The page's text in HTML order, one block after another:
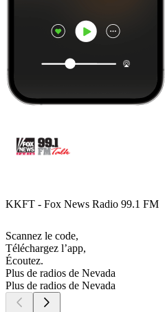
KKFT - Fox News Radio 99.1 FM
Scannez le code,
Téléchargez l’app,
Écoutez.
Plus de radios de Nevada
Plus de radios de Nevada